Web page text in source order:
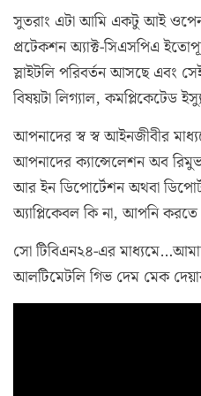
সুতরাং এটা আমি একটু আই ওপেনার
প্রটেকশন অ্যাক্ট-সিএসপিএ
স্লাইটলি পরিবর্তন আসছে এবং
বিষয়টা লিগ্যাল, কমপ্লিকেটেড
আপনাদের স্ব স্ব আইনজীবীর
আপনাদের ক্যান্সেলেশন অব
আর ইন ডিপোর্টেশন অথবা
অ্যাপ্লিকেবল কি না, আপনি
সো টিবিএন২৪-এর
আলটিমেটলি গিভ দেম মেক